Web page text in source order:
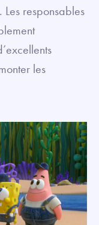
responsables
les